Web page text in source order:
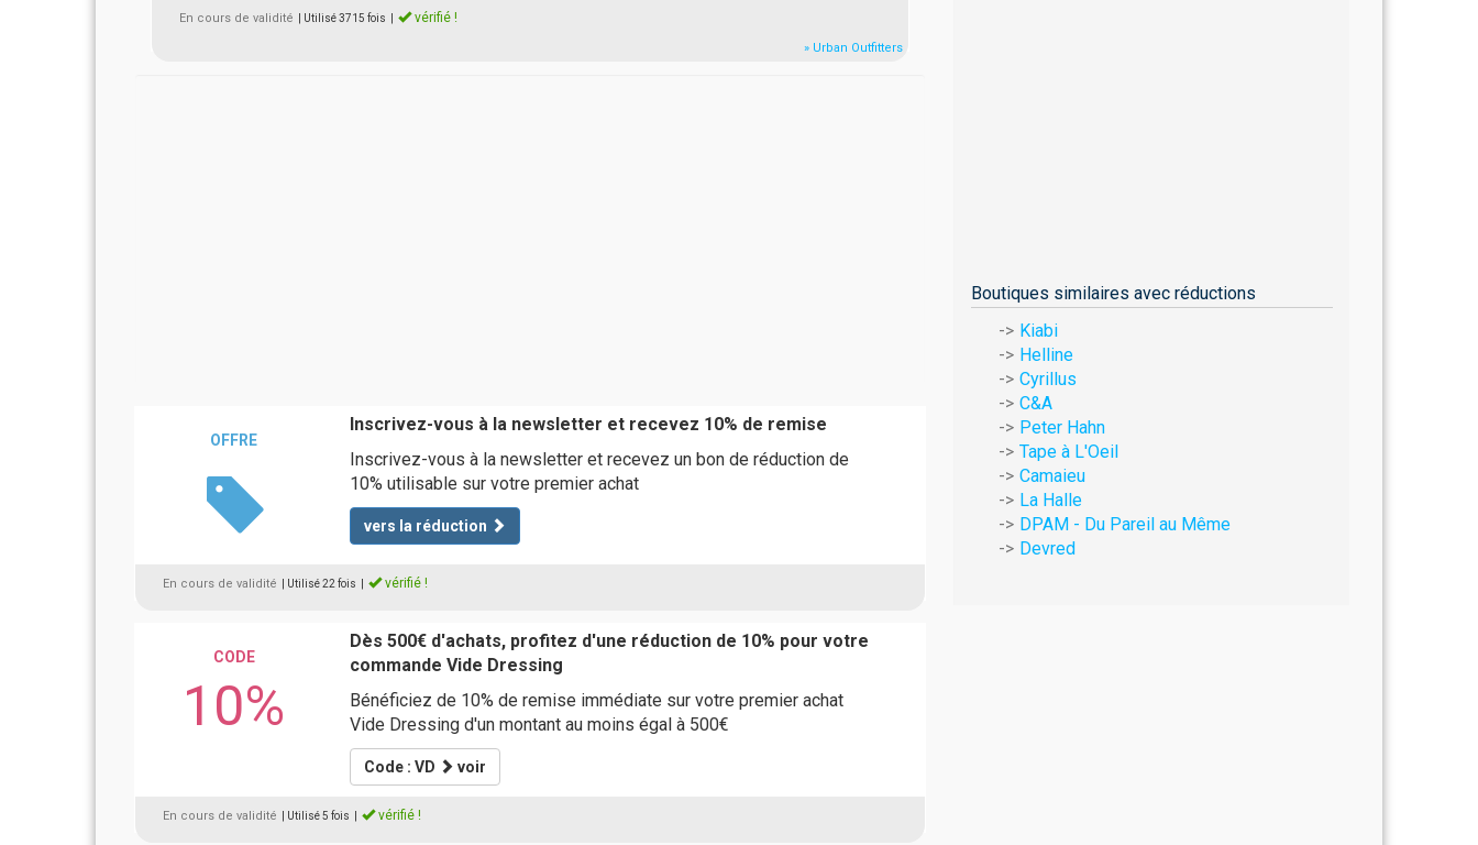
En cours de validité | Utilisé 3715 fois vérifié !
» Urban Outfitters
OFFRE
Inscrivez-vous à la newsletter et recevez 10% de remise
Inscrivez-vous à la newsletter et recevez un bon de réduction de
10% utilisable sur votre premier achat
vers la réduction
En cours de validité | Utilisé 22 fois vérifié !
CODE
10%
Dès 500€ d'achats, profitez d'une réduction de 10% pour votre
commande Vide Dressing
Bénéficiez de 10% de remise immédiate sur votre premier achat
Vide Dressing d'un montant au moins égal à 500€
Code : VD voir
En cours de validité | Utilisé 5 fois vérifié !
Boutiques similaires avec réductions
Kiabi
Helline
Cyrillus
C&A
Peter Hahn
Tape à L'Oeil
Camaieu
La Halle
DPAM - Du Pareil au Même
Devred